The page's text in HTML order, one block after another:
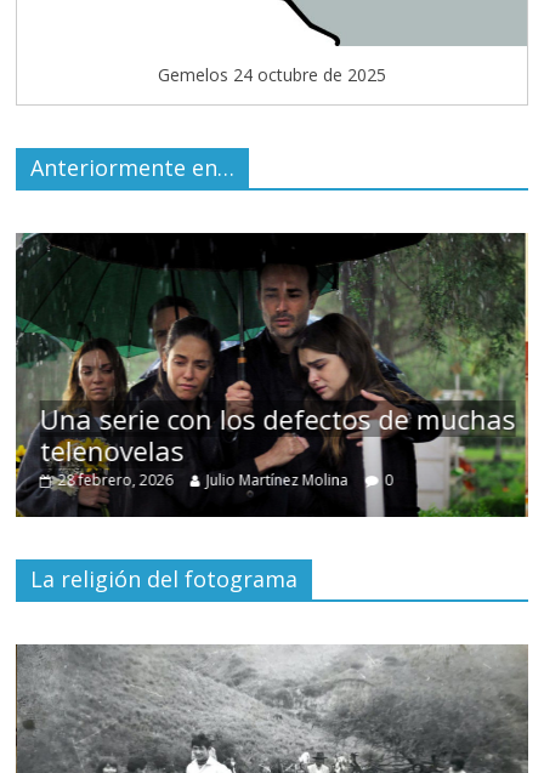
Gemelos 24 octubre de 2025
Anteriormente en…
Cuento de hadas interclasista en la
alta burguesía mexicana
30 diciembre, 2025 Julio Martínez Molina 0
La religión del fotograma